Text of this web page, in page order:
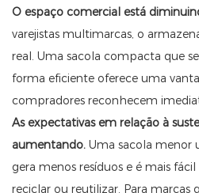
O espaço comercial está
varejistas multimarcas, o
real. Uma sacola compacta que
forma eficiente oferece uma
compradores reconhecem
As expectativas em relação à
aumentando. Uma sacola menor
gera menos resíduos e é mais
reciclar ou reutilizar. Para marcas